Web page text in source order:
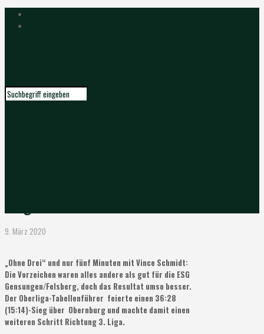
9. März 2020
„Ohne Drei“ und nur fünf Minuten mit Vince Schmidt:
Die Vorzeichen waren alles andere als gut für die ESG
Gensungen/Felsberg, doch das Resultat umso besser.
Der Oberliga-Tabellenführer feierte einen 36:28
(15:14)-Sieg über Obernburg und machte damit einen
weiteren Schritt Richtung 3. Liga.